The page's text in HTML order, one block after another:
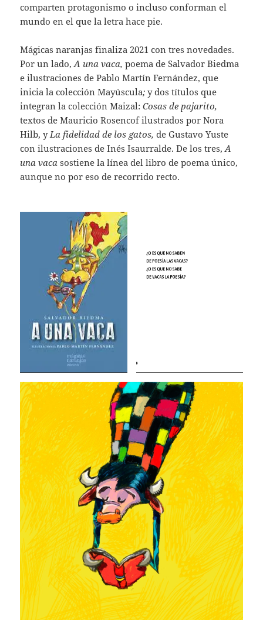
comparten protagonismo o incluso conforman el
mundo en el que la letra hace pie.
Mágicas naranjas finaliza 2021 con tres novedades.
Por un lado,A una vaca, poema de Salvador Biedma
e ilustraciones de Pablo Martín Fernández, que
inicia la colección Mayúscula; y dos títulos que
integran la colección Maizal:Cosas de pajarito,
textos de Mauricio Rosencof ilustrados por Nora
Hilb, y La fidelidad de los gatos, de Gustavo Yuste
con ilustraciones de Inés Isaurralde. De los tres,A
una vaca sostiene la línea del libro de poema único,
aunque no por eso de recorrido recto.